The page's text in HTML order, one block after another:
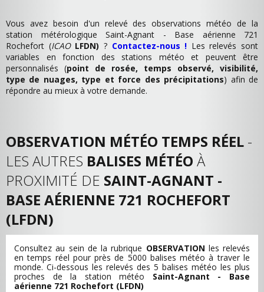
Vous avez besoin d'un relevé des observations météo de la
station métérologique Saint-Agnant - Base aérienne 721
Rochefort (ICAO LFDN) ? Contactez-nous ! Les relevés sont
variables en fonction des stations météo et peuvent être
personnalisés (point de rosée, temps observé, visibilité,
type de nuages, type et force des précipitations) afin de
répondre au mieux à votre demande.
OBSERVATION MÉTÉO TEMPS RÉEL -
LES AUTRES BALISES MÉTÉO À
PROXIMITÉ DE SAINT-AGNANT -
BASE AÉRIENNE 721 ROCHEFORT
(LFDN)
Consultez au sein de la rubrique OBSERVATION les relevés
en temps réel pour près de 5000 balises météo à traver le
monde. Ci-dessous les relevés des 5 balises météo les plus
proches de la station météo Saint-Agnant - Base
aérienne 721 Rochefort (LFDN)